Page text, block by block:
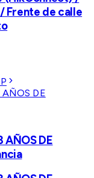
Frente de calle
AÑOS DE